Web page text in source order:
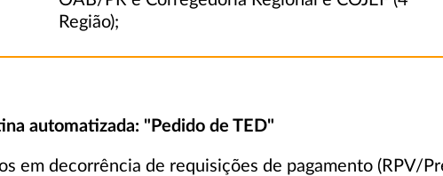
Região);
automatizada: "Pedido de TED"
em decorrência de requisições de pagamento (RPV/